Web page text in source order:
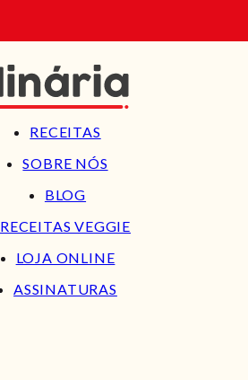
RECEITAS
SOBRE NÓS
BLOG
RECEITAS VEGGIE
LOJA ONLINE
ASSINATURAS